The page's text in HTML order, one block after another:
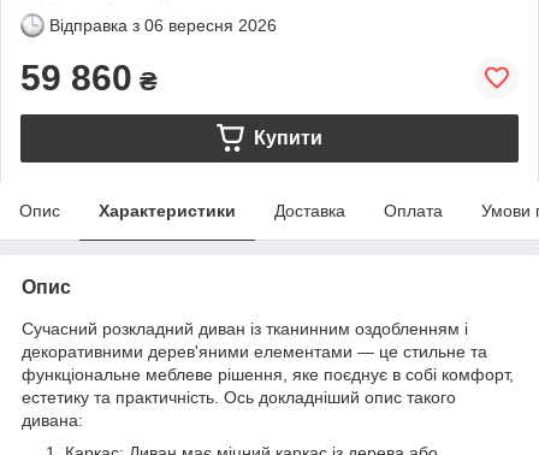
Відправка з 06 вересня 2026
59 860 ₴
Купити
Опис Характеристики Доставка Оплата Умови
Опис
Сучасний розкладний диван із тканинним оздобленням і
декоративними дерев'яними елементами — це стильне та
функціональне меблеве рішення, яке поєднує в собі комфорт,
естетику та практичність. Ось докладніший опис такого
дивана: